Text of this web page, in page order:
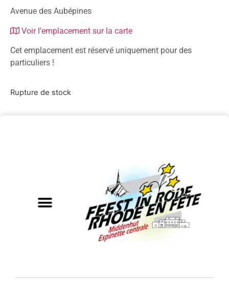
Avenue des Aubépines
Voir l’emplacement sur la carte
Cet emplacement est réservé uniquement pour des
particuliers !
Rupture de stock